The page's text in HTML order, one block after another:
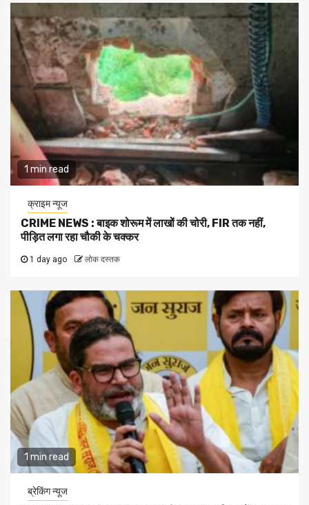
1 min read
क्राइम न्यूज
CRIME NEWS : बाइक शोरूम में लाखों की चोरी, FIR तक नहीं,
पीड़ित लगा रहा चौकी के चक्कर
1 day ago लोक दस्तक
1 min read
ब्रेकिंग न्यूज